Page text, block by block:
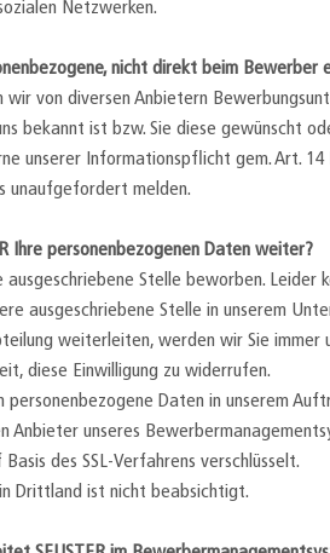
Netzwerken.
nicht direkt beim Bewerber
von diversen Anbietern
bekannt ist bzw. Sie diese gewünscht
unserer Informationspflicht gem. Art.
unaufgefordert melden.
Ihre personenbezogenen Daten weiter?
ausgeschriebene Stelle beworben.
ausgeschriebene Stelle in unserem
weiterleiten, werden wir Sie immer
diese Einwilligung zu widerrufen.
personenbezogene Daten in unserem
Anbieter unseres
des SSL-Verfahrens verschlüsselt.
Drittland ist nicht beabsichtigt.